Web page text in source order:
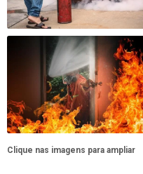
Clique nas imagens para ampliar